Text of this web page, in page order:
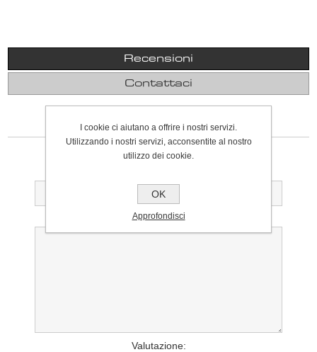
Recensioni
Contattaci
SCRIVI UNA RECENSIONE
Solo gli utenti registrati possono scrivere recensioni
Testo della recensione:
Valutazione:
I cookie ci aiutano a offrire i nostri servizi.
Utilizzando i nostri servizi, acconsentite al nostro
utilizzo dei cookie.
OK
Approfondisci